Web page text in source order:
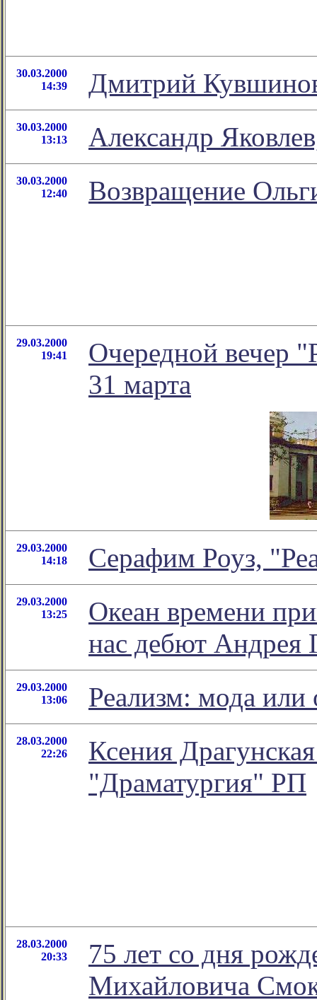
30.03.2000
14:39
Дмитрий
30.03.2000
13:13
Александр
30.03.2000
12:40
Возвращение
29.03.2000
19:41
Очередной вечер
31 марта
29.03.2000
14:18
Серафим Роуз,
29.03.2000
13:25
Океан времени
нас дебют Андрея
29.03.2000
13:06
Реализм: мода или
28.03.2000
22:26
Ксения
"Драматургия" РП
28.03.2000
20:33
75 лет со дня
Михайловича